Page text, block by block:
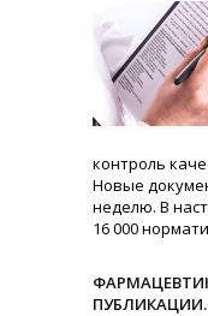
контроль
Новые
неделю. В
16 000
ПУБЛИКАЦИИ.